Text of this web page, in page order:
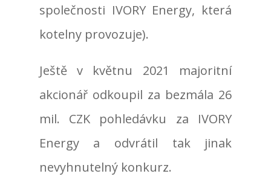
společnosti IVORY Energy, která
kotelny provozuje).
Ještě v květnu 2021 majoritní
akcionář odkoupil za bezmála 26
mil. CZK pohledávku za IVORY
Energy a odvrátil tak jinak
nevyhnutelný konkurz.